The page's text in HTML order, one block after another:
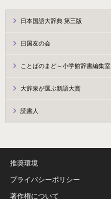
日本国語大辞典 第三版
日国友の会
ことばのまど～小学館辞書編集室
大辞泉が選ぶ新語大賞
読書人
推奨環境
プライバシーポリシー
著作権について